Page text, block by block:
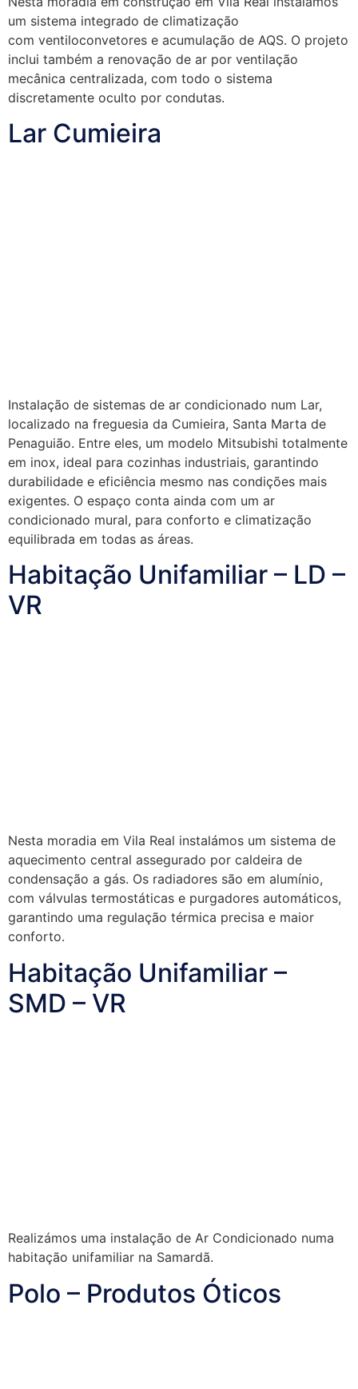
um sistema integrado de climatização
com ventiloconvetores e acumulação de AQS. O projeto
inclui também a renovação de ar por ventilação
mecânica centralizada, com todo o sistema
discretamente oculto por condutas.
Lar Cumieira
Instalação de sistemas de ar condicionado num Lar,
localizado na freguesia da Cumieira, Santa Marta de
Penaguião. Entre eles, um modelo Mitsubishi totalmente
em inox, ideal para cozinhas industriais, garantindo
durabilidade e eficiência mesmo nas condições mais
exigentes. O espaço conta ainda com um ar
condicionado mural, para conforto e climatização
equilibrada em todas as áreas.
Habitação Unifamiliar – LD –
VR
Nesta moradia em Vila Real instalámos um sistema de
aquecimento central assegurado por caldeira de
condensação a gás. Os radiadores são em alumínio,
com válvulas termostáticas e purgadores automáticos,
garantindo uma regulação térmica precisa e maior
conforto.
Habitação Unifamiliar –
SMD – VR
Realizámos uma instalação de Ar Condicionado numa
habitação unifamiliar na Samardã.
Polo – Produtos Óticos